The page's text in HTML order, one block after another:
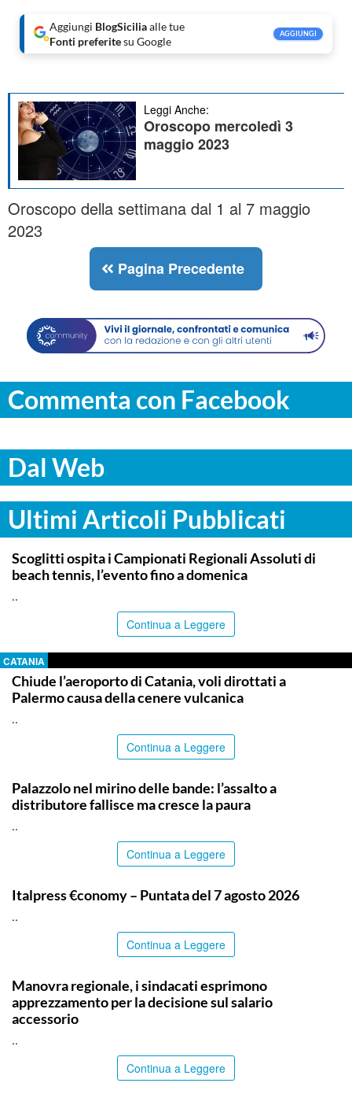
Aggiungi BlogSiciliaalle tue
Fonti preferitesu Google
AGGIUNGI
Leggi Anche:
Oroscopo mercoledì 3
maggio 2023
Oroscopo della settimana dal 1 al 7 maggio
2023
Pagina Precedente
Commenta con Facebook
Dal Web
Ultimi Articoli Pubblicati
RAGUSA
Scoglitti ospita i Campionati Regionali Assoluti di
beach tennis, l’evento fino a domenica
..
Continua a Leggere
CATANIA
Chiude l’aeroporto di Catania, voli dirottati a
Palermo causa della cenere vulcanica
..
Continua a Leggere
Palazzolo nel mirino delle bande: l’assalto a
distributore fallisce ma cresce la paura
..
Continua a Leggere
Italpress €conomy – Puntata del 7 agosto 2026
..
Continua a Leggere
Manovra regionale, i sindacati esprimono
apprezzamento per la decisione sul salario
accessorio
..
Continua a Leggere